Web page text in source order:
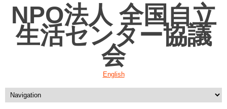
NPO法人 全国自立
生活センター協議
会
English